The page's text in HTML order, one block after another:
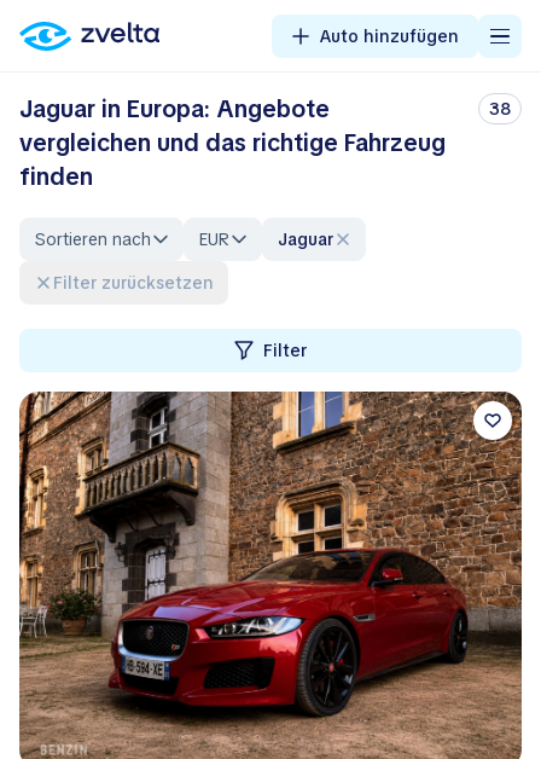
Auto hinzufügen
Jaguar in Europa: Angebote
vergleichen und das richtige Fahrzeug
finden
38
Sortieren nach EUR
Jaguar
Filter zurücksetzen
Filter